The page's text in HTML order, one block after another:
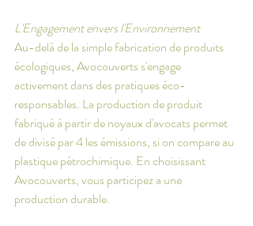
L'Engagement envers l'Environnement
Au-delà de la simple fabrication de produits
écologiques, Avocouverts s'engage
activement dans des pratiques éco-
responsables. La production de produit
fabriqué à partir de noyaux d'avocats permet
de divisé par 4 les émissions, si on compare au
plastique pétrochimique. En choisissant
Avocouverts, vous participez a une
production durable.